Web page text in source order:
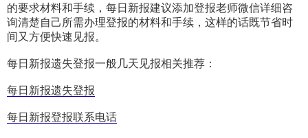
的要求材料和手续，每日新报建议添加登报老师微信详细咨
询清楚自己所需办理登报的材料和手续，这样的话既节省时
间又方便快速见报。
每日新报遗失登报一般几天见报相关推荐：
每日新报遗失登报
每日新报登报联系电话